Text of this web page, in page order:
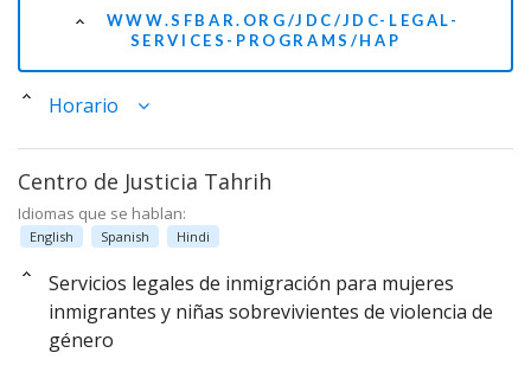
WWW.SFBAR.ORG/JDC/JDC-LEGAL-
SERVICES-PROGRAMS/HAP
Horario
Centro de Justicia Tahrih
Idiomas que se hablan:
English Spanish Hindi
Servicios legales de inmigración para mujeres
inmigrantes y niñas sobrevivientes de violencia de
género